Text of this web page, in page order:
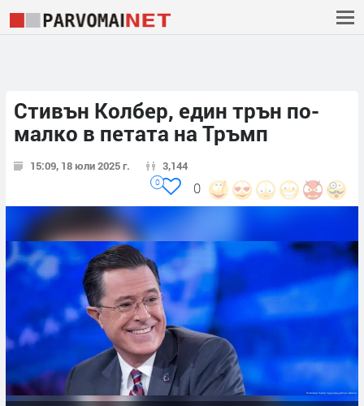
Стивън Колбер, един трън по-
малко в петата на Тръмп
15:09, 18 юли 2025 г. 3,144
0
0